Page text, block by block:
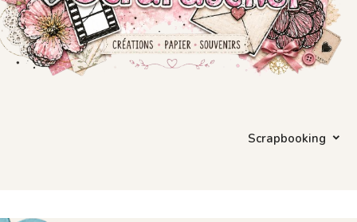
Scrapbooking